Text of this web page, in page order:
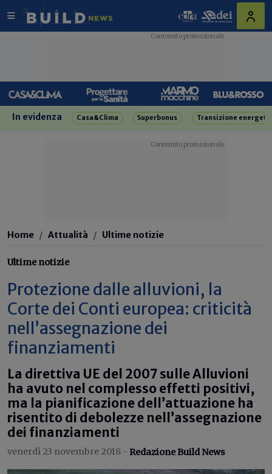
In evidenza Casa&Clima Superbonus Transizione
Home Attualità Ultime notizie
Ultime notizie
Protezione dalle alluvioni, la
Corte dei Conti europea: criticità
nell’assegnazione dei
finanziamenti
La direttiva UE del 2007 sulle Alluvioni
ha avuto nel complesso effetti positivi,
ma la pianificazione dell’attuazione ha
risentito di debolezze nell’assegnazione
dei finanziamenti
venerdì 23 novembre 2018 - Redazione Build News